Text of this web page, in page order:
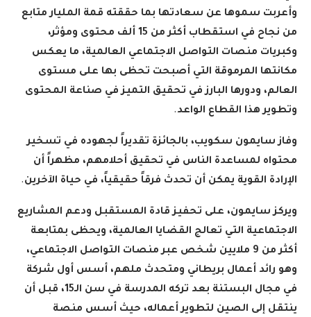
وأعربت سموها عن سعادتها بما حققته قمة المليار متابع
من نجاح في استقطاب أكثر من 15 ألف محتوى ومؤثر،
وكبريات منصات التواصل الاجتماعي العالمية، ما يعكس
مكانتها المرموقة التي أصبحت تحظى بها على مستوى
العالم، ودورها البارز في تحقيق التميز في صناعة المحتوى
وتطوير هذا القطاع الواعد.
وفاز سايمون سكويب، بالجائزة تقديراً لجهوده في تسخير
محتواه لمساعدة الناس في تحقيق أحلامهم، مظهراً أن
الإرادة القوية يمكن أن تحدث فرقاً حقيقياً، في حياة الآخرين.
ويركز سايمون، على تحفيز قادة المستقبل ودعم المشاريع
الاجتماعية التي تعالج القضايا العالمية، ويحظى بمتابعة
أكثر من 9 ملايين شخص عبر منصات التواصل الاجتماعي،
وهو رائد أعمال بريطاني ومتحدث ملهم، أسس أول شركة
في مجال البستنة بعد تركه المدرسة في سن الـ15، قبل أن
ينتقل إلى الصين لتطوير أعماله، حيث أسس منصة